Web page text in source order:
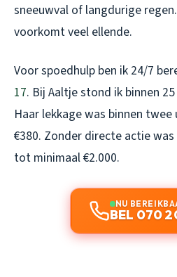
sneeuwval of langdurige
voorkomt veel ellende.
Voor spoedhulp ben ik 24/7
17. Bij Aaltje stond ik binnen
Haar lekkage was binnen
€380. Zonder directe actie
tot minimaal €2.000.
NU
BEL 070